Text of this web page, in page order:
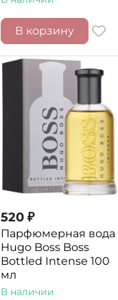
В корзину
520 ₽
Парфюмерная вода
Hugo Boss Boss
Bottled Intense 100
мл
В наличии